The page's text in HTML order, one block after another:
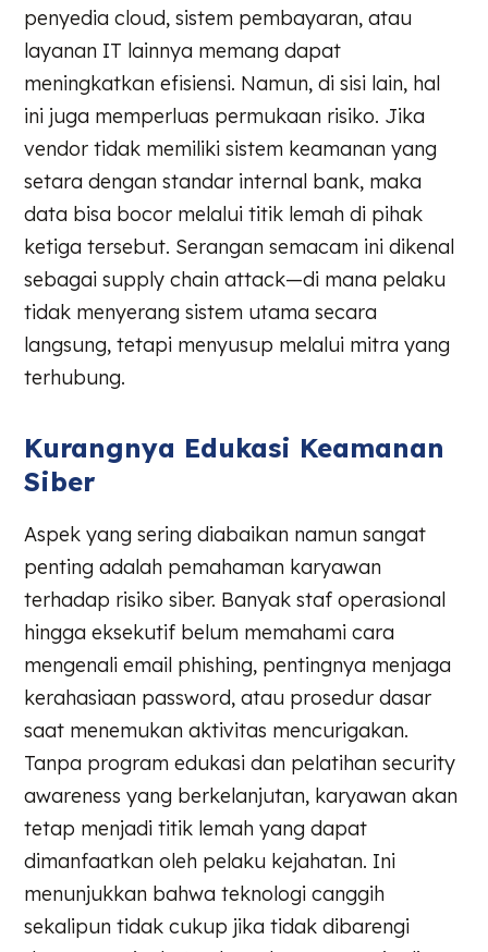
penyedia cloud, sistem pembayaran, atau
layanan IT lainnya memang dapat
meningkatkan efisiensi. Namun, di sisi lain, hal
ini juga memperluas permukaan risiko. Jika
vendor tidak memiliki sistem keamanan yang
setara dengan standar internal bank, maka
data bisa bocor melalui titik lemah di pihak
ketiga tersebut. Serangan semacam ini dikenal
sebagai supply chain attack—di mana pelaku
tidak menyerang sistem utama secara
langsung, tetapi menyusup melalui mitra yang
terhubung.
Kurangnya Edukasi Keamanan
Siber
Aspek yang sering diabaikan namun sangat
penting adalah pemahaman karyawan
terhadap risiko siber. Banyak staf operasional
hingga eksekutif belum memahami cara
mengenali email phishing, pentingnya menjaga
kerahasiaan password, atau prosedur dasar
saat menemukan aktivitas mencurigakan.
Tanpa program edukasi dan pelatihan security
awareness yang berkelanjutan, karyawan akan
tetap menjadi titik lemah yang dapat
dimanfaatkan oleh pelaku kejahatan. Ini
menunjukkan bahwa teknologi canggih
sekalipun tidak cukup jika tidak dibarengi